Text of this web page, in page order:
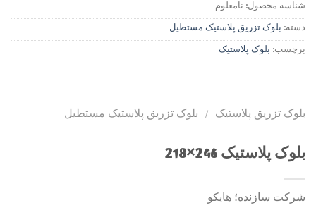
شناسه محصول: نامعلوم
دسته: بلوک تزریق پلاستیک مستطیل
برچسب: بلوک پلاستیک
بلوک تزریق پلاستیک / بلوک تزریق پلاستیک مستطیل
بلوک پلاستیک 246×218
شرکت سازنده؛ هایکو